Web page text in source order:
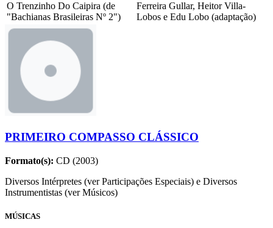
O Trenzinho Do Caipira (de
"Bachianas Brasileiras Nº 2")
Ferreira Gullar, Heitor Villa-
Lobos e Edu Lobo (adaptação)
PRIMEIRO COMPASSO CLÁSSICO
Formato(s): CD (2003)
Diversos Intérpretes (ver Participações Especiais) e Diversos
Instrumentistas (ver Músicos)
MÚSICAS